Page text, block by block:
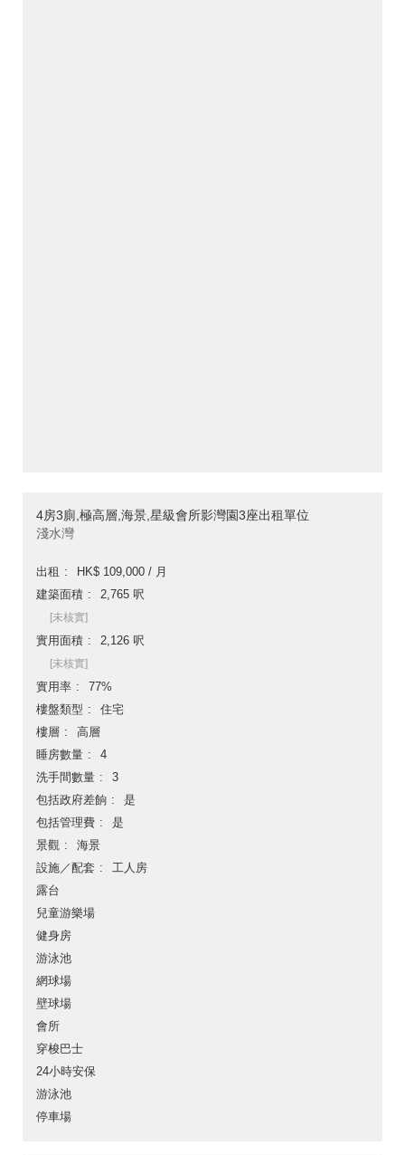
4房3廁,極高層,海景,星級會所影灣園3座出租單位
淺水灣
出租
HK$ 109,000 / 月
建築面積
2,765 呎
[未核實]
實用面積 2,126 呎
[未核實]
實用率
77%
樓盤類型
住宅
樓層
高層
睡房數量
4
洗手間數量
3
包括政府差餉
是
包括管理費
是
景觀
海景
設施／配套
工人房
露台
兒童游樂場
健身房
游泳池
網球場
壁球場
會所
穿梭巴士
24小時安保
游泳池
停車場